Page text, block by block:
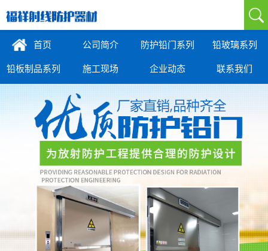
首页 公司简介 防护铅门系列 铅玻璃系列
铅板制品系列 施工现场 企业动态 联系我们